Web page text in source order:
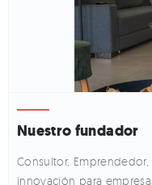
Nuestro fundador
Consultor,
innovación para